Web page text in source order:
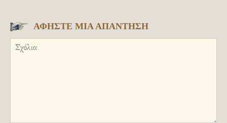
ΑΦΗΣΤΕ ΜΙΑ ΑΠΑΝΤΗΣΗ